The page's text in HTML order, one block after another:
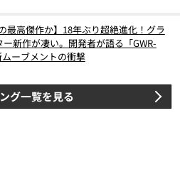
の最高傑作か】18年ぶり超絶進化！グラ
ー新作が凄い。開発者が語る「GWR-
ーブメントの衝撃
グ一覧を見る